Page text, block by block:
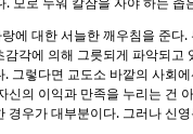
에 대한 서늘한 깨우침을 준
각에 의해 그릇되게 파악되
그렇다면 교도소 바깥의 사회
신의 이익과 만족을 누리는 건
경우가 대부분이다. 그러나 신